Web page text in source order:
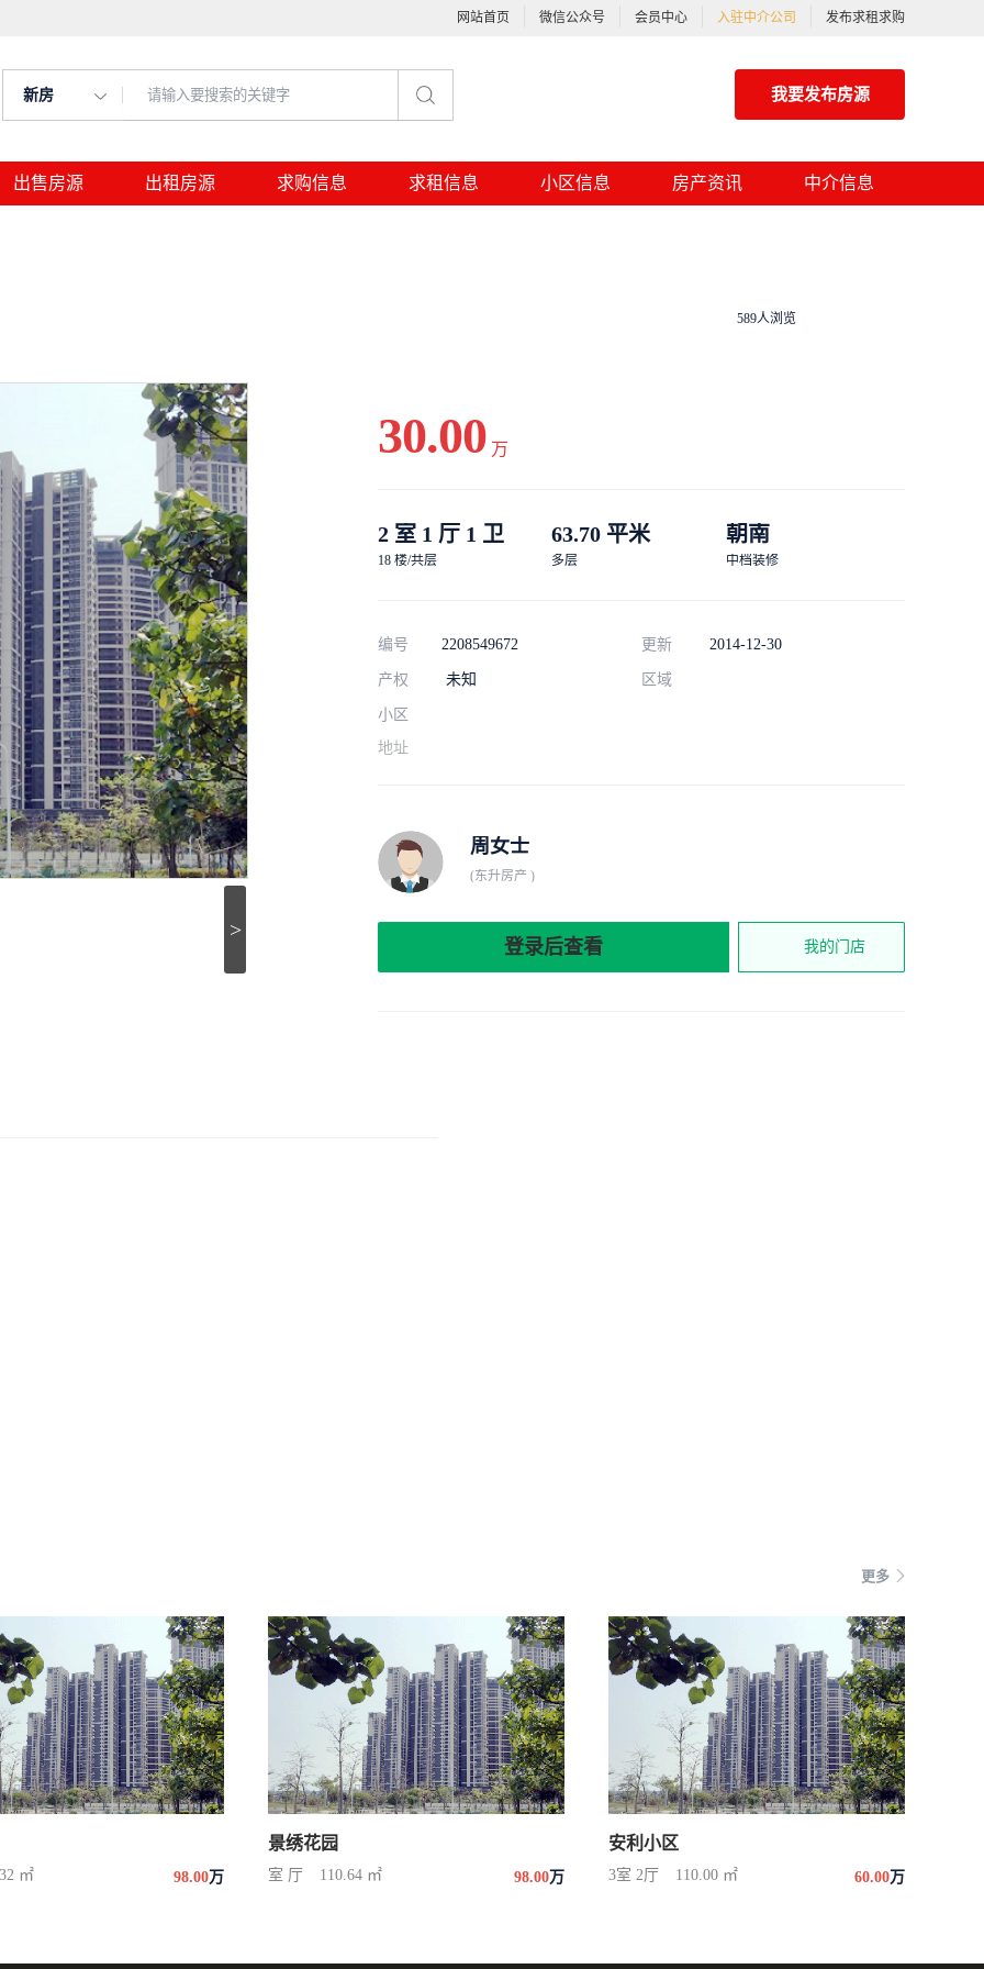
网站首页 微信公众号 会员中心 入驻中介公司 发布求租求购
新房 我要发布房源
出售房源 出租房源 求购信息 求租信息 小区信息 房产资讯 中介信息
589人浏览
>
30.00 万
2 室 1 厅 1 卫
18 楼/共层
63.70 平米
多层
朝南
中档装修
编号 2208549672 更新 2014-12-30
产权 未知 区域
小区
地址
周女士
(东升房产 )
我的门店
登录后查看
更多
㎡ 98.00万
景绣花园
室 厅 110.64 ㎡ 98.00万
安利小区
3室 2厅 110.00 ㎡ 60.00万